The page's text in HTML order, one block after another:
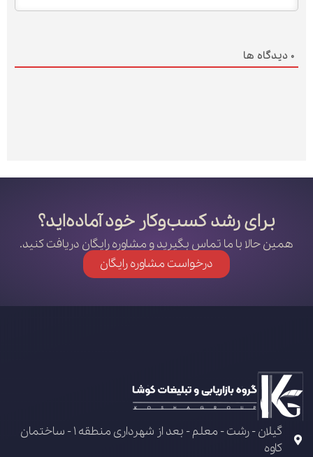
0 دیدگاه ها
برای رشد کسب‌وکار خود آماده‌اید؟
همین حالا با ما تماس بگیرید و مشاوره رایگان دریافت کنید.
درخواست مشاوره رایگان
گیلان - رشت - معلم - بعد از شهرداری منطقه 1 - ساختمان
کاوه